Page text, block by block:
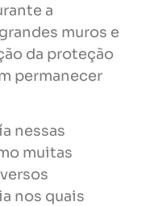
a
muros e
da proteção
permanecer
nessas
muitas
nos quais